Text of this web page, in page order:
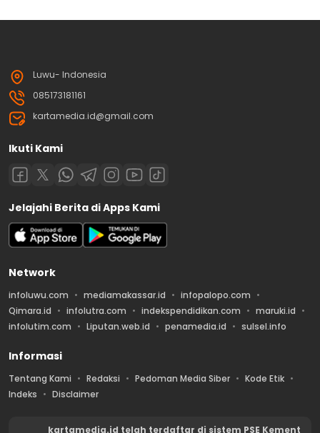
Luwu- Indonesia
085173181161
kartamedia.id@gmail.com
Ikuti Kami
Jelajahi Berita di Apps Kami
Network
infoluwu.com mediamakassar.id
infopalopo.com
Qimara.id
infolutra.com indekspendidikan.com
maruki.id
infolutim.com
Liputan.web.id penamedia.id sulsel.info
Informasi
Tentang Kami Redaksi Pedoman Media Siber
Kode Etik
Indeks
Disclaimer
kartamedia.id telah terdaftar di sistem PSE Kement